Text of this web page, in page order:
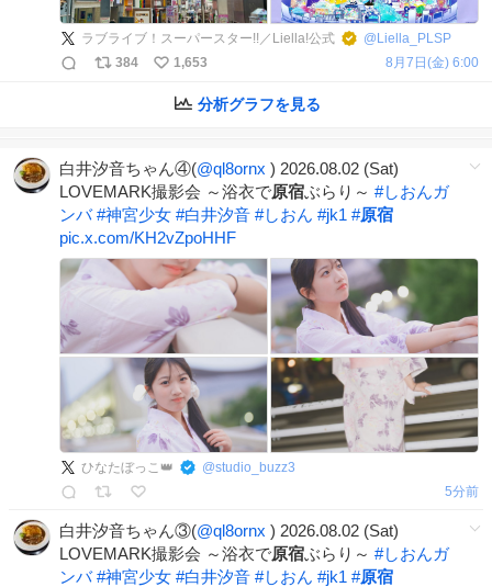
ラブライブ！スーパースター!!／Liella!公式 @ Liella_PLSP
384
1,653 8月7日(金) 6:00
分析グラフを見る
白井汐音ちゃん④(@ql8ornx ) 2026.08.02 (Sat)
LOVEMARK撮影会 ～浴衣で原宿ぶらり～ #しおんガ
ンバ #神宮少女 #白井汐音 #しおん #jk1 #原宿
pic.x.com/KH2vZpoHHF
ひなたぼっこ👑 @studio_buzz3
5分前
白井汐音ちゃん③(@ql8ornx ) 2026.08.02 (Sat)
LOVEMARK撮影会 ～浴衣で原宿ぶらり～ #しおんガ
ンバ #神宮少女 #白井汐音 #しおん #jk1 #原宿